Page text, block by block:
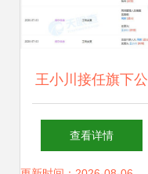
王小川接任旗下公
司，技术驱动战略
查看详情